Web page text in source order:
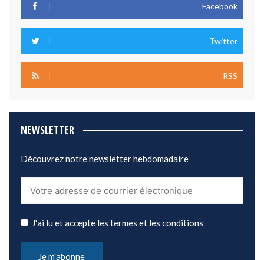
Facebook
Twitter
RSS
NEWSLETTER
Découvrez notre newsletter hebdomadaire
J'ai lu et accepte les termes et les conditions